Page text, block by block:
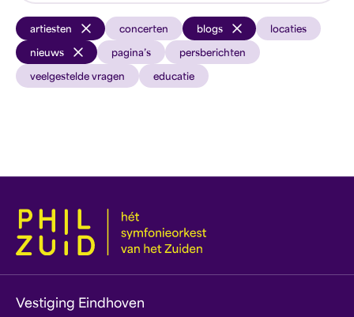
artiesten concerten blogs locaties
nieuws pagina’s persberichten
veelgestelde vragen educatie
Vestiging Eindhoven